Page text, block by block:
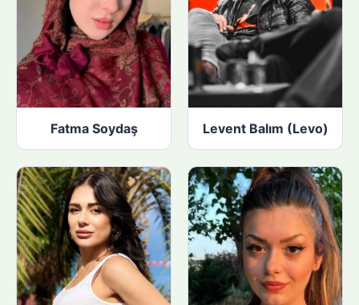
Fatma Soydaş Levent Balım (Levo)